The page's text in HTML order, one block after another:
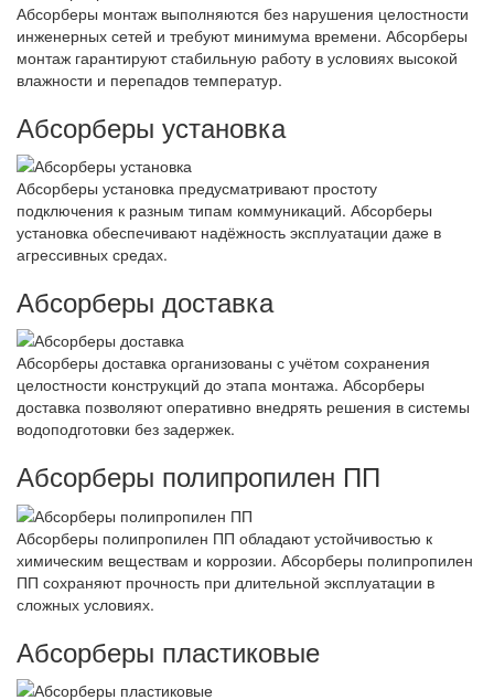
Абсорберы монтаж выполняются без нарушения целостности
инженерных сетей и требуют минимума времени. Абсорберы
монтаж гарантируют стабильную работу в условиях высокой
влажности и перепадов температур.
Абсорберы установка
Абсорберы установка предусматривают простоту
подключения к разным типам коммуникаций. Абсорберы
установка обеспечивают надёжность эксплуатации даже в
агрессивных средах.
Абсорберы доставка
Абсорберы доставка организованы с учётом сохранения
целостности конструкций до этапа монтажа. Абсорберы
доставка позволяют оперативно внедрять решения в системы
водоподготовки без задержек.
Абсорберы полипропилен ПП
Абсорберы полипропилен ПП обладают устойчивостью к
химическим веществам и коррозии. Абсорберы полипропилен
ПП сохраняют прочность при длительной эксплуатации в
сложных условиях.
Абсорберы пластиковые